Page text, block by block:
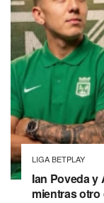
LIGA BETPLAY
Ian Poveda y
mientras otro